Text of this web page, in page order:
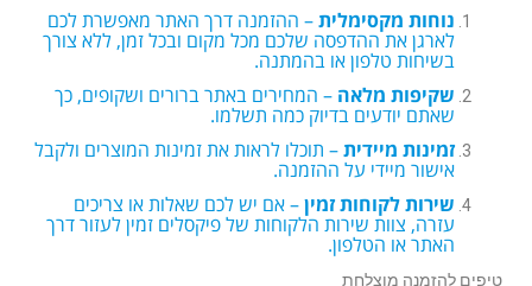
נוחות מקסימלית – ההזמנה דרך האתר מאפשרת לכם
לארגן את ההדפסה שלכם מכל מקום ובכל זמן, ללא צורך
בשיחות טלפון או בהמתנה.
שקיפות מלאה – המחירים באתר ברורים ושקופים, כך
שאתם יודעים בדיוק כמה תשלמו.
זמינות מיידית – תוכלו לראות את זמינות המוצרים ולקבל
אישור מיידי על ההזמנה.
שירות לקוחות זמין – אם יש לכם שאלות או צריכים
עזרה, צוות שירות הלקוחות של פיקסלים זמין לעזור דרך
האתר או הטלפון.
טיפים להזמנה מוצלחת